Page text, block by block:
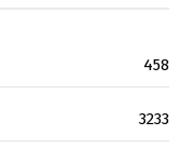
458
3233